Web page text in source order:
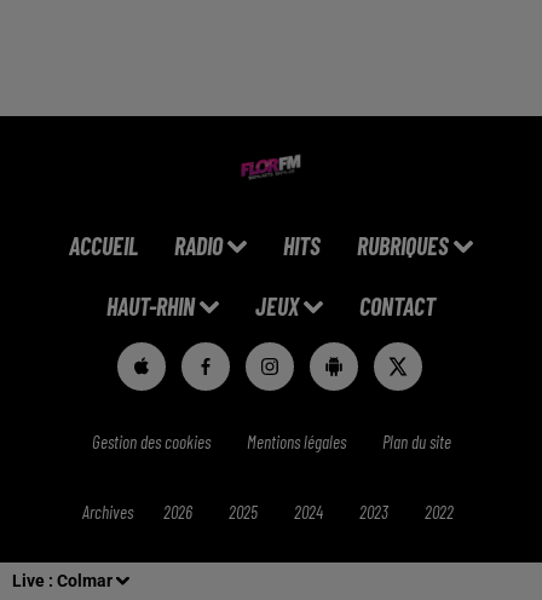
Live : Colmar
ACCUEIL RADIO HITS RUBRIQUES
HAUT-RHIN JEUX CONTACT
Gestion des cookies Mentions légales Plan du site
Archives 2026 2025 2024 2023 2022